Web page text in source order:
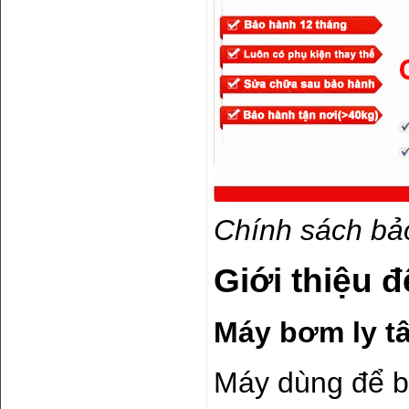
Chính sách
Giới thiệu
Máy bơm ly
Máy dùng để